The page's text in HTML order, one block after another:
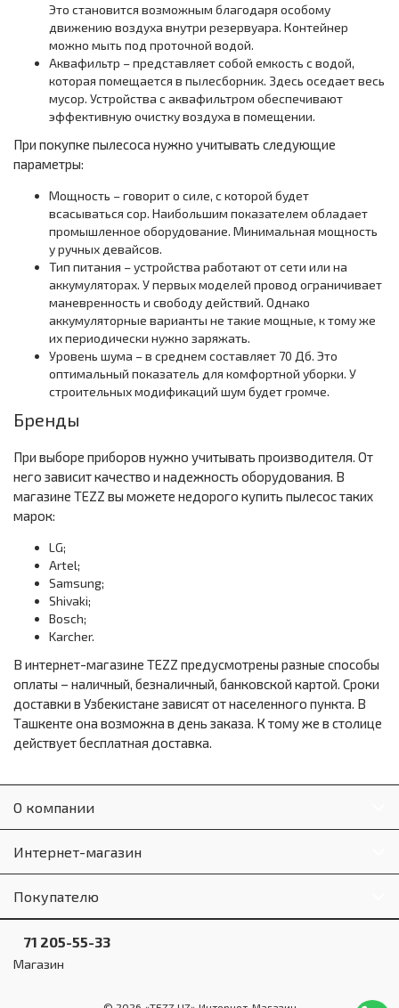
Это становится возможным благодаря особому
движению воздуха внутри резервуара. Контейнер
можно мыть под проточной водой.
Аквафильтр – представляет собой емкость с водой,
которая помещается в пылесборник. Здесь оседает весь
мусор. Устройства с аквафильтром обеспечивают
эффективную очистку воздуха в помещении.
При покупке пылесоса нужно учитывать следующие
параметры:
Мощность – говорит о силе, с которой будет
всасываться сор. Наибольшим показателем обладает
промышленное оборудование. Минимальная мощность
у ручных девайсов.
Тип питания – устройства работают от сети или на
аккумуляторах. У первых моделей провод ограничивает
маневренность и свободу действий. Однако
аккумуляторные варианты не такие мощные, к тому же
их периодически нужно заряжать.
Уровень шума – в среднем составляет 70 Дб. Это
оптимальный показатель для комфортной уборки. У
строительных модификаций шум будет громче.
Бренды
При выборе приборов нужно учитывать производителя. От
него зависит качество и надежность оборудования. В
магазине TEZZ вы можете недорого купить пылесос таких
марок:
LG;
Artel;
Samsung;
Shivaki;
Bosch;
Karcher.
В интернет-магазине TEZZ предусмотрены разные способы
оплаты – наличный, безналичный, банковской картой. Сроки
доставки в Узбекистане зависят от населенного пункта. В
Ташкенте она возможна в день заказа. К тому же в столице
действует бесплатная доставка.
О компании
Интернет-магазин
Покупателю
71 205-55-33
Магазин